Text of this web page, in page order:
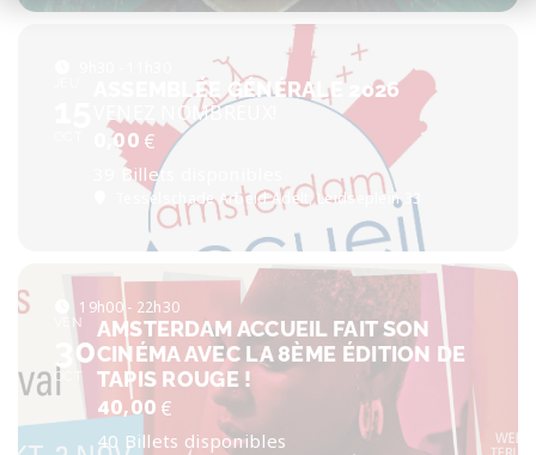
ASSEMBLÉE GÉNÉRALE 2026
VENEZ NOMBREUX!
0,00 €
39 Billets disponibles
Tesselschade Arbeid Adelt , Leidseplein 33
19h00 - 22h30
VEN
30
OCT
AMSTERDAM ACCUEIL FAIT SON
CINÉMA AVEC LA 8ÈME ÉDITION DE
TAPIS ROUGE !
40,00 €
40 Billets disponibles